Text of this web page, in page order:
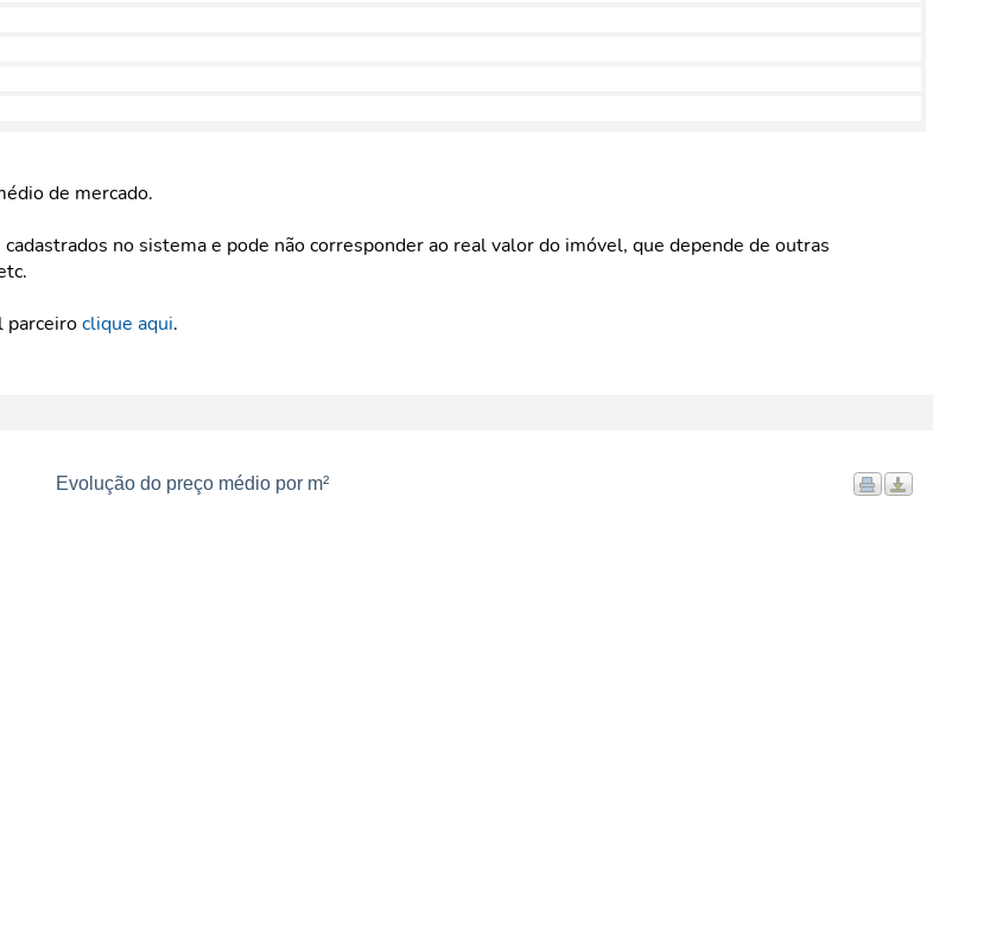
de mercado.
no sistema e pode não corresponder ao real valor do imóvel, que depende de outras
parceiroclique aqui.
Evolução do preço médio por m²